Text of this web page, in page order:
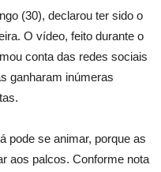
(30), declarou ter sido o
O vídeo, feito durante o
conta das redes sociais
ganharam inúmeras
pode se animar, porque as
aos palcos. Conforme nota